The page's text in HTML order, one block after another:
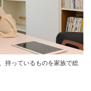
持っているものを家族で総